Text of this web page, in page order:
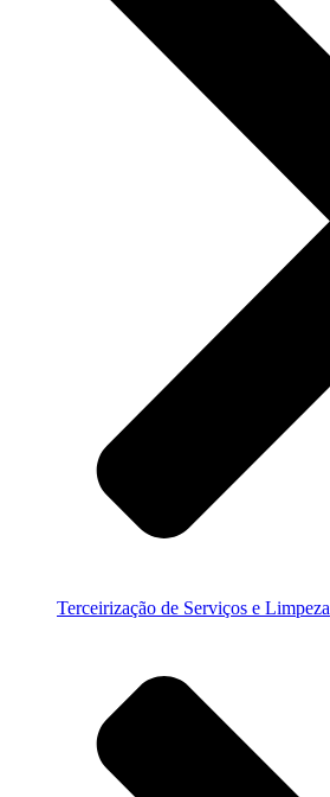
Terceirização de Serviços e Limpeza